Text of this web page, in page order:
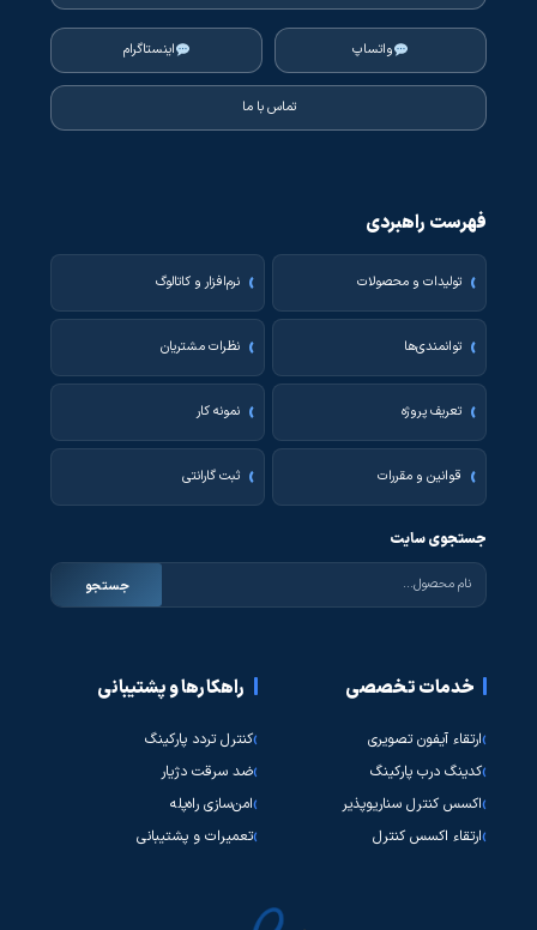
واتساپ اینستاگرام
تماس با ما
فهرست راهبردی
تولیدات و محصولات نرم‌افزار و کاتالوگ
توانمندی‌ها نظرات مشتریان
تعریف پروژه نمونه کار
قوانین و مقررات ثبت گارانتی
جستجوی سایت
جستجو
خدمات تخصصی
ارتقاء آیفون تصویری
کدینگ درب پارکینگ
اکسس کنترل سناریوپذیر
ارتقاء اکسس کنترل
راهکارها و پشتیبانی
کنترل تردد پارکینگ
ضد سرقت دژیار
امن‌سازی راه‌پله
تعمیرات و پشتیبانی